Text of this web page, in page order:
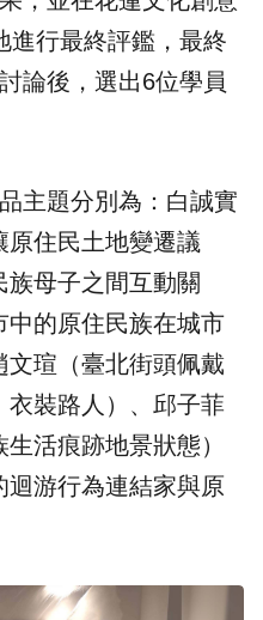
進行最終評鑑，最終
論後，選出6位學員
主題分別為：白誠實
原住民土地變遷議
母子之間互動關
中的原住民族在城市
文瑄（臺北街頭佩戴
衣裝路人）、邱子菲
活痕跡地景狀態）
迴游行為連結家與原